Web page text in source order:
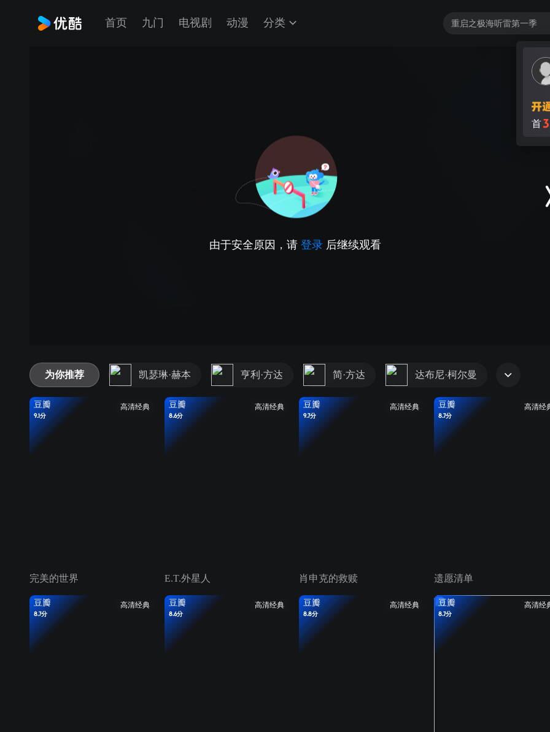
首页 九门 电视剧 动漫 分类
首3
由于安全原因，请 登录 后继续观看
为你推荐 凯瑟琳·赫本 亨利·方达 简·方达 达布尼·柯尔曼
高清经典
豆瓣
9.1分
完美的世界
高清经典
豆瓣
8.6分
E.T.外星人
高清经典
豆瓣
9.7分
肖申克的救赎
高清经
豆瓣
8.7分
遗愿清单
高清经典
豆瓣
8.7分
高清经典
豆瓣
8.6分
高清经典
豆瓣
8.8分
高清经
豆瓣
8.7分